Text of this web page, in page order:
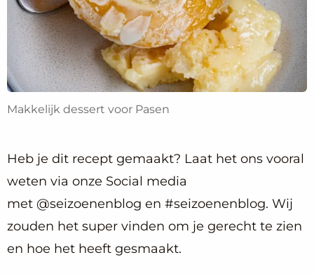
Makkelijk dessert voor Pasen
Heb je dit recept gemaakt? Laat het ons vooral
weten via onze Social media
met @seizoenenblog en #seizoenenblog. Wij
zouden het super vinden om je gerecht te zien
en hoe het heeft gesmaakt.